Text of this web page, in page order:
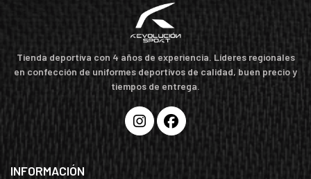
Tienda deportiva con 4 años de experiencia. Líderes regionales
en confección de uniformes deportivos de calidad, buen precio y
tiempos de entrega.
INFORMACIÓN